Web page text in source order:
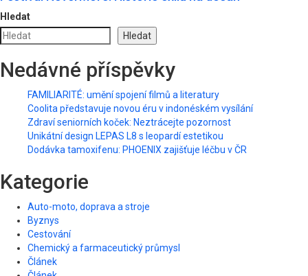
Hledat
Hledat
Nedávné příspěvky
FAMILIARITÉ: umění spojení filmů a literatury
Coolita představuje novou éru v indonéském vysílání
Zdraví seniorních koček: Neztrácejte pozornost
Unikátní design LEPAS L8 s leopardí estetikou
Dodávka tamoxifenu: PHOENIX zajišťuje léčbu v ČR
Kategorie
Auto-moto, doprava a stroje
Byznys
Cestování
Chemický a farmaceutický průmysl
Článek